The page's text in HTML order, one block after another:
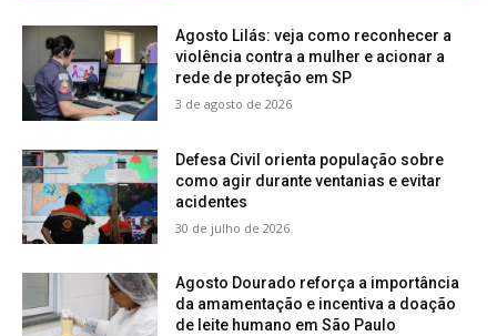
Agosto Lilás: veja como reconhecer a
violência contra a mulher e acionar a
rede de proteção em SP
3 de agosto de 2026
Defesa Civil orienta população sobre
como agir durante ventanias e evitar
acidentes
30 de julho de 2026
Agosto Dourado reforça a importância
da amamentação e incentiva a doação
de leite humano em São Paulo